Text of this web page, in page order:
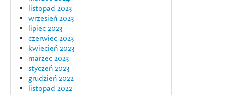
listopad 2023
wrzesień 2023
lipiec 2023
czerwiec 2023
kwiecień 2023
marzec 2023
styczeń 2023
grudzień 2022
listopad 2022